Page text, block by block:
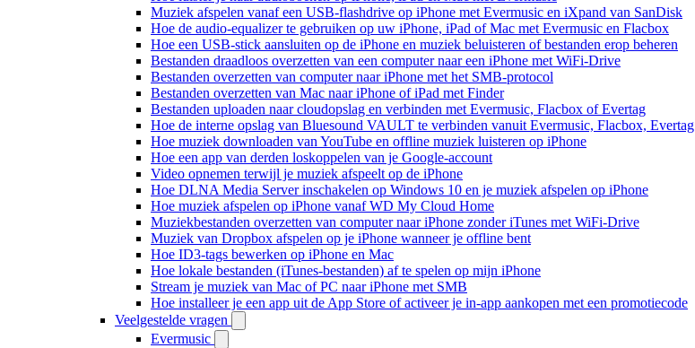
Muziek afspelen vanaf een USB-flashdrive op iPhone met Evermusic en iXpand van SanDisk
Hoe de audio-equalizer te gebruiken op uw iPhone, iPad of Mac met Evermusic en Flacbox
Hoe een USB-stick aansluiten op de iPhone en muziek beluisteren of bestanden erop beheren
Bestanden draadloos overzetten van een computer naar een iPhone met WiFi-Drive
Bestanden overzetten van computer naar iPhone met het SMB-protocol
Bestanden overzetten van Mac naar iPhone of iPad met Finder
Bestanden uploaden naar cloudopslag en verbinden met Evermusic, Flacbox of Evertag
Hoe de interne opslag van Bluesound VAULT te verbinden vanuit Evermusic, Flacbox, Evertag
Hoe muziek downloaden van YouTube en offline muziek luisteren op iPhone
Hoe een app van derden loskoppelen van je Google-account
Video opnemen terwijl je muziek afspeelt op de iPhone
Hoe DLNA Media Server inschakelen op Windows 10 en je muziek afspelen op iPhone
Hoe muziek afspelen op iPhone vanaf WD My Cloud Home
Muziekbestanden overzetten van computer naar iPhone zonder iTunes met WiFi-Drive
Muziek van Dropbox afspelen op je iPhone wanneer je offline bent
Hoe ID3-tags bewerken op iPhone en Mac
Hoe lokale bestanden (iTunes-bestanden) af te spelen op mijn iPhone
Stream je muziek van Mac of PC naar iPhone met SMB
Hoe installeer je een app uit de App Store of activeer je in-app aankopen met een promotiecode
Veelgestelde vragen
Evermusic